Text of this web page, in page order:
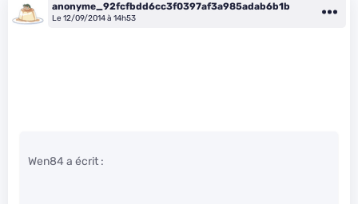
anonyme_92fcfbdd6cc3f0397af3a985adab6b1b
Le 12/09/2014 à 14h53
Wen84 a écrit :